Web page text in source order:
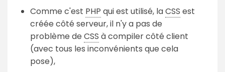
Comme c'est PHP qui est utilisé, laCSS est
créée côté serveur, il n'y a pas de
problème de CSS à compiler côté client
(avec tous les inconvénients que cela
pose),